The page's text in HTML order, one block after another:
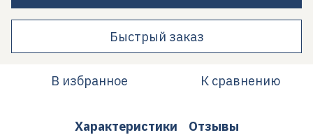
Быстрый заказ
В избранное К сравнению
Характеристики Отзывы